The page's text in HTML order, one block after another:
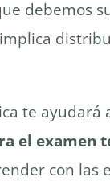
debemos
te
el examen
con las